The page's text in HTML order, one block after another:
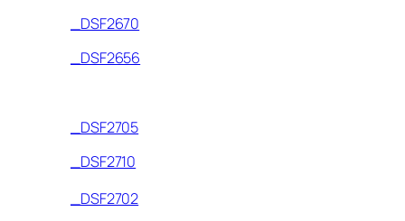
_DSF2670
_DSF2656
_DSF2705
_DSF2710
_DSF2702